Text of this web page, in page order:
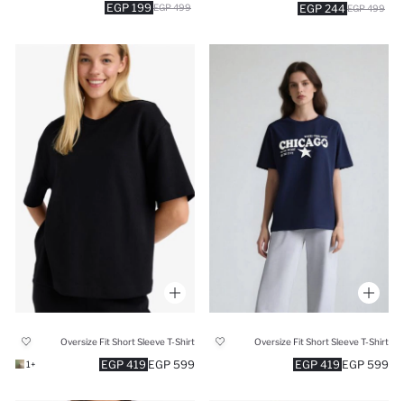
244 EGP 499 EGP
199 EGP 499 EGP
Oversize Fit Short Sleeve T-Shirt
419 EGP 599 EGP
Oversize Fit Short Sleeve T-Shirt
419 EGP 599 EGP
+1